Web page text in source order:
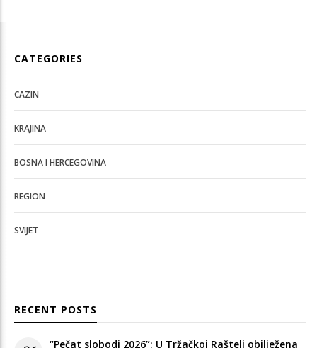
CATEGORIES
CAZIN
KRAJINA
BOSNA I HERCEGOVINA
REGION
SVIJET
RECENT POSTS
“Pečat slobodi 2026”: U Tržačkoj Rašteli obilježena